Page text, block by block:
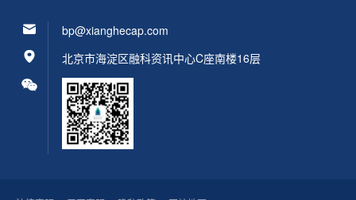
北京市海淀区融科资讯中心C座南楼16层
bp@xianghecap.com